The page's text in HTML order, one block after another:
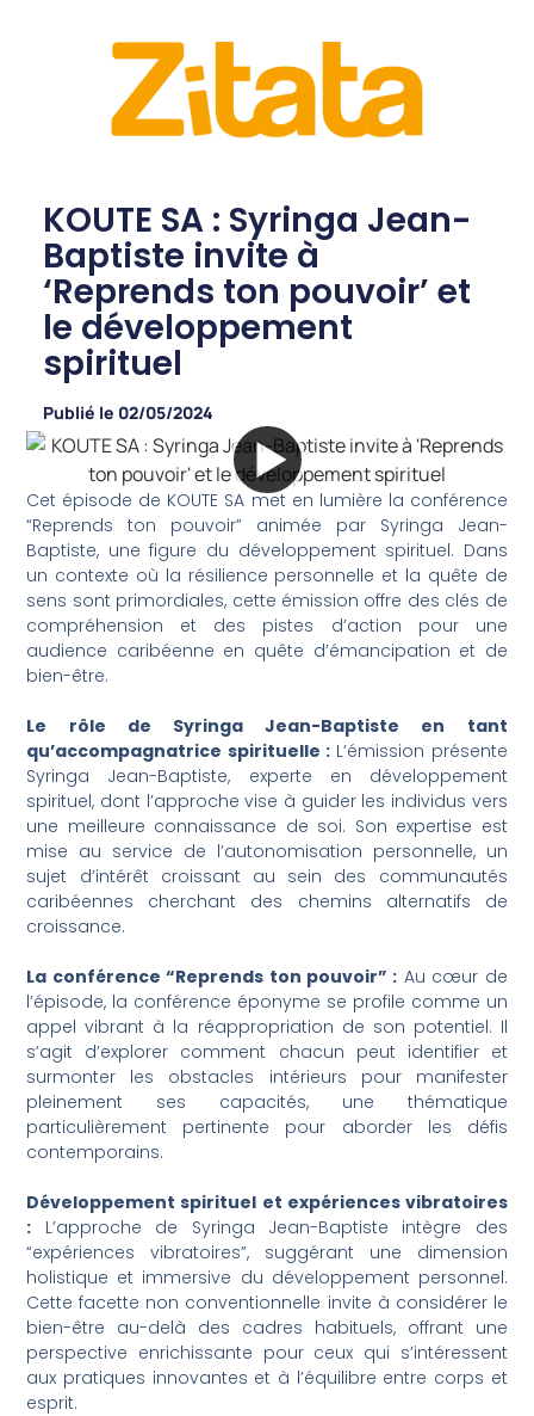
KOUTE SA : Syringa Jean-
Baptiste invite à
‘Reprends ton pouvoir’ et
le développement
spirituel
Publié le 02/05/2024
Cet épisode de KOUTE SA met en lumière la conférence
“Reprends ton pouvoir” animée par Syringa Jean-
Baptiste, une figure du développement spirituel. Dans
un contexte où la résilience personnelle et la quête de
sens sont primordiales, cette émission offre des clés de
compréhension et des pistes d’action pour une
audience caribéenne en quête d’émancipation et de
bien-être.
Le rôle de Syringa Jean-Baptiste en tant
qu’accompagnatrice spirituelle : L’émission présente
Syringa Jean-Baptiste, experte en développement
spirituel, dont l’approche vise à guider les individus vers
une meilleure connaissance de soi. Son expertise est
mise au service de l’autonomisation personnelle, un
sujet d’intérêt croissant au sein des communautés
caribéennes cherchant des chemins alternatifs de
croissance.
La conférence “Reprends ton pouvoir” : Au cœur de
l’épisode, la conférence éponyme se profile comme un
appel vibrant à la réappropriation de son potentiel. Il
s’agit d’explorer comment chacun peut identifier et
surmonter les obstacles intérieurs pour manifester
pleinement ses capacités, une thématique
particulièrement pertinente pour aborder les défis
contemporains.
Développement spirituel et expériences vibratoires
: L’approche de Syringa Jean-Baptiste intègre des
“expériences vibratoires”, suggérant une dimension
holistique et immersive du développement personnel.
Cette facette non conventionnelle invite à considérer le
bien-être au-delà des cadres habituels, offrant une
perspective enrichissante pour ceux qui s’intéressent
aux pratiques innovantes et à l’équilibre entre corps et
esprit.